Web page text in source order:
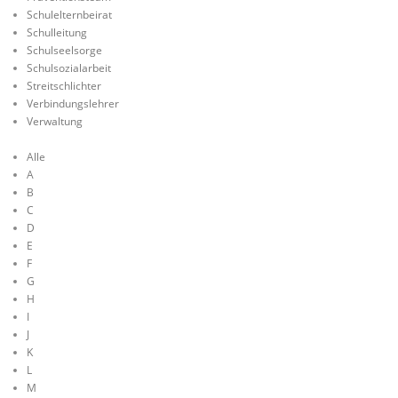
Schulelternbeirat
Schulleitung
Schulseelsorge
Schulsozialarbeit
Streitschlichter
Verbindungslehrer
Verwaltung
Alle
A
B
C
D
E
F
G
H
I
J
K
L
M